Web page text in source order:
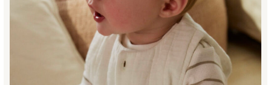
3-5 years
9-11 years
12-14 years
15+ years
All Clothing